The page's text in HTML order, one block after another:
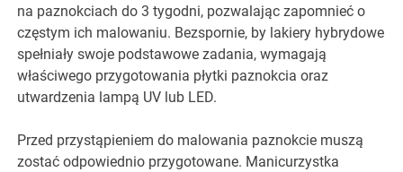
na paznokciach do 3 tygodni, pozwalając zapomnieć o
częstym ich malowaniu. Bezspornie, by lakiery hybrydowe
spełniały swoje podstawowe zadania, wymagają
właściwego przygotowania płytki paznokcia oraz
utwardzenia lampą UV lub LED.
Przed przystąpieniem do malowania paznokcie muszą
zostać odpowiednio przygotowane. Manicurzystka